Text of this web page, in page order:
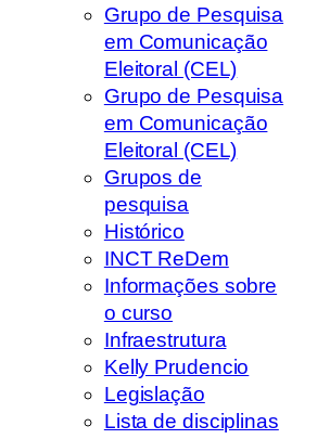
Grupo de Pesquisa
em Comunicação
Eleitoral (CEL)
Grupo de Pesquisa
em Comunicação
Eleitoral (CEL)
Grupos de
pesquisa
Histórico
INCT ReDem
Informações sobre
o curso
Infraestrutura
Kelly Prudencio
Legislação
Lista de disciplinas